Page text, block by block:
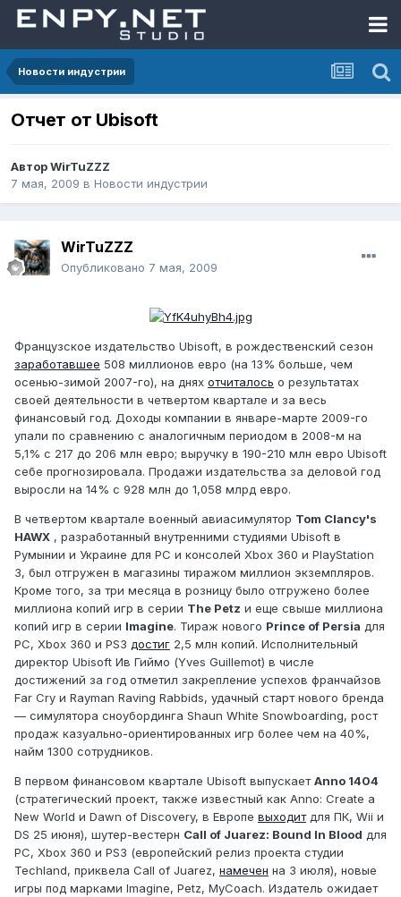
Новости индустрии
Отчет от Ubisoft
АвторWirTuZZZ
7 мая, 2009 в Новости индустрии
WirTuZZZ
Опубликовано 7 мая, 2009
Французское издательство Ubisoft, в рождественский сезон
заработавшее 508 миллионов евро (на 13% больше, чем
осенью-зимой 2007-го), на днях отчиталось о результатах
своей деятельности в четвертом квартале и за весь
финансовый год. Доходы компании в январе-марте 2009-го
упали по сравнению с аналогичным периодом в 2008-м на
5,1% с 217 до 206 млн евро; выручку в 190-210 млн евро Ubisoft
себе прогнозировала. Продажи издательства за деловой год
выросли на 14% с 928 млн до 1,058 млрд евро.
В четвертом квартале военный авиасимулятор Tom Clancy's
HAWX , разработанный внутренними студиями Ubisoft в
Румынии и Украине для PC и консолей Xbox 360 и PlayStation
3, был отгружен в магазины тиражом миллион экземпляров.
Кроме того, за три месяца в розницу было отгружено более
миллиона копий игр в серии The Petz и еще свыше миллиона
копий игр в серии Imagine. Тираж нового Prince of Persia для
PC, Xbox 360 и PS3 достиг 2,5 млн копий. Исполнительный
директор Ubisoft Ив Гиймо (Yves Guillemot) в числе
достижений за год отметил закрепление успехов франчайзов
Far Cry и Rayman Raving Rabbids, удачный старт нового бренда
— симулятора сноубординга Shaun White Snowboarding, рост
продаж казуально-ориентированных игр более чем на 40%,
найм 1300 сотрудников.
В первом финансовом квартале Ubisoft выпускаетAnno 1404
(стратегический проект, также известный как Anno: Create a
New World и Dawn of Discovery, в Европе выходитдля ПК, Wii и
DS 25 июня), шутер-вестерн Call of Juarez: Bound In Blood для
PC, Xbox 360 и PS3 (европейский релиз проекта студии
Techland, приквела Call of Juarez, намечен на 3 июля), новые
игры под марками Imagine, Petz, MyCoach. Издатель ожидает